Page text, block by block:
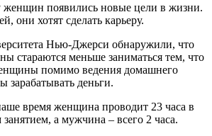
женщин появились новые цели в жизни.
они хотят сделать карьеру.
Нью-Джерси обнаружили, что
стараются меньше заниматься тем, что
помимо ведения домашнего
зарабатывать деньги.
время женщина проводит 23 часа в
а мужчина – всего 2 часа.